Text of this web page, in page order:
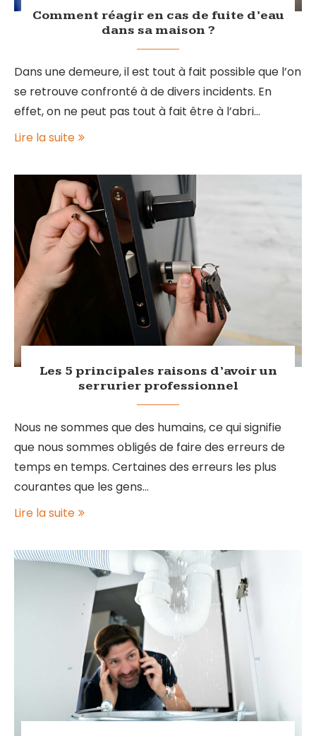
Comment réagir en cas de fuite d’eau
dans sa maison ?
Dans une demeure, il est tout à fait possible que l’on
se retrouve confronté à de divers incidents. En
effet, on ne peut pas tout à fait être à l’abri…
Lire la suite
Les 5 principales raisons d’avoir un
serrurier professionnel
Nous ne sommes que des humains, ce qui signifie
que nous sommes obligés de faire des erreurs de
temps en temps. Certaines des erreurs les plus
courantes que les gens…
Lire la suite